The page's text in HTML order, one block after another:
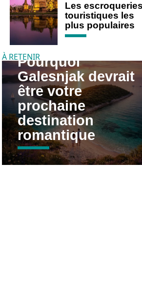
Les escroqueries
touristiques les
plus populaires
À RETENIR
Pourquoi
Galesnjak devrait
être votre
prochaine
destination
romantique